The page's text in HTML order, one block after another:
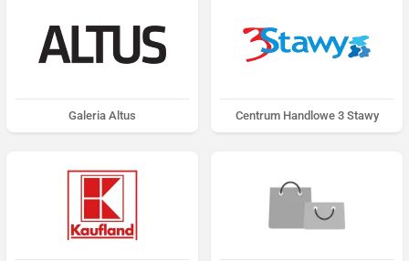
Galeria Altus Centrum Handlowe 3 Stawy